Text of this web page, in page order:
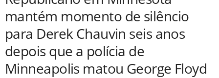
mantém momento de silêncio
para Derek Chauvin seis anos
depois que a polícia de
Minneapolis matou George Floyd